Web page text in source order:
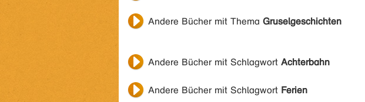
Andere Bücher mit Thema Gruselgeschichten
Andere Bücher mit Schlagwort Achterbahn
Andere Bücher mit Schlagwort Ferien